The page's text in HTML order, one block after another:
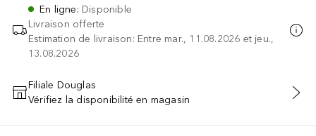
En ligne: Disponible
Livraison offerte
Estimation de livraison: Entre mar., 11.08.2026 et jeu.,
13.08.2026
AJOUTER AU PANIER
Filiale Douglas
Vérifiez la disponibilité en magasin